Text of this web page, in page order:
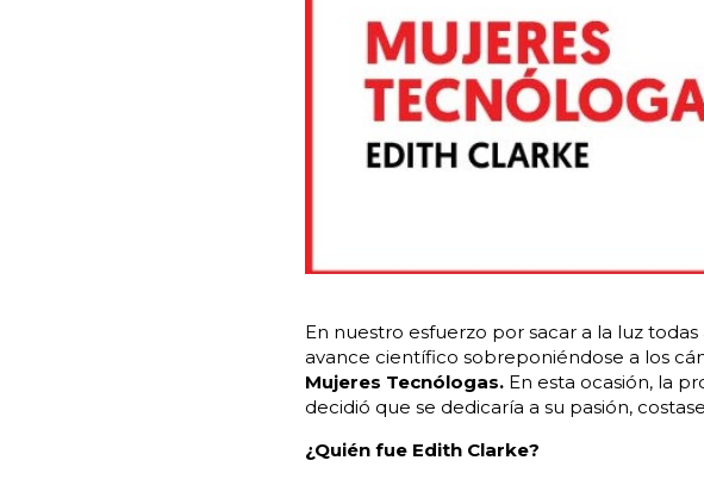
En nuestro esfuerzo por sacar a la luz
avance científico sobreponiéndose a los
Mujeres Tecnólogas.En esta ocasión, la
decidió que se dedicaría a su pasión,
¿Quién fue Edith Clarke?